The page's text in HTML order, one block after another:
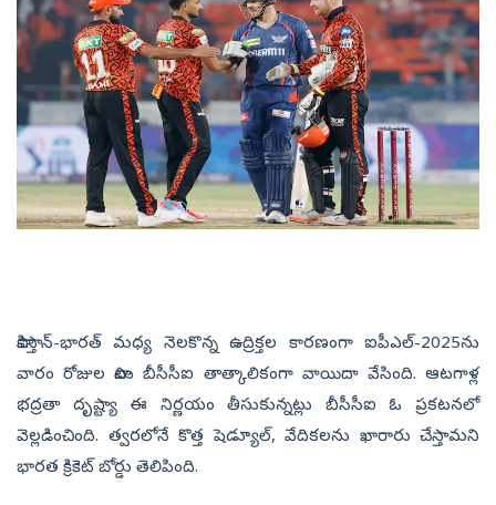
పాకిస్తాన్‌-భార‌త్ మ‌ధ్య నెల‌కొన్న ఉద్రిక్త‌ల కార‌ణంగా ఐపీఎల్‌-2025ను
వారం రోజుల పాటు బీసీసీఐ తాత్కాలికంగా వాయిదా వేసింది. ఆట‌గాళ్ల
భ‌ద్ర‌తా దృష్ట్యా ఈ నిర్ణయం తీసుకున్నట్లు బీసీసీఐ ఓ ప్రకటనలో
వెల్లడించింది. త్వరలోనే కొత్త షెడ్యూల్‌, వేదికలను ఖారారు చేస్తామని
భారత క్రికెట్ బోర్డు తెలిపింది.